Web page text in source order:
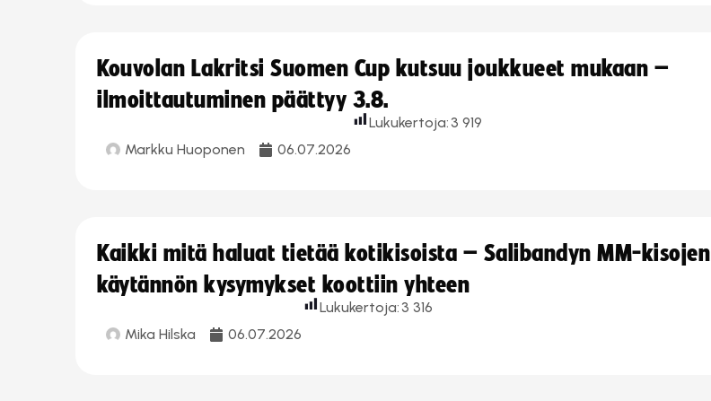
Kouvolan Lakritsi Suomen Cup kutsuu joukkueet mukaan –
ilmoittautuminen päättyy 3.8.
Markku Huoponen 06.07.2026
Lukukertoja: 3 919
Kaikki mitä haluat tietää kotikisoista – Salibandyn MM-kisojen
käytännön kysymykset koottiin yhteen
Mika Hilska 06.07.2026
Lukukertoja: 3 316